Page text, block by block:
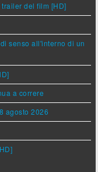
del film [HD]
senso all'interno di un
a correre
agosto 2026